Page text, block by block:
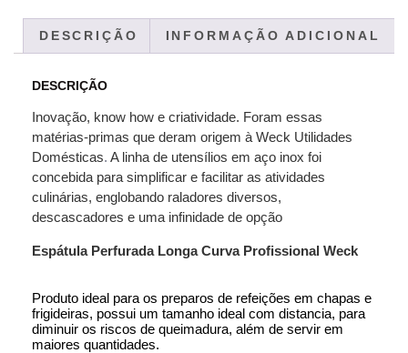
DESCRIÇÃO INFORMAÇÃO ADICIONAL
DESCRIÇÃO
Inovação, know how e criatividade. Foram essas
matérias-primas que deram origem à Weck Utilidades
Domésticas. A linha de utensílios em aço inox foi
concebida para simplificar e facilitar as atividades
culinárias, englobando raladores diversos,
descascadores e uma infinidade de opção
Espátula Perfurada Longa Curva Profissional Weck
Produto ideal para os preparos de refeições em chapas e
frigideiras, possui um tamanho ideal com distancia, para
diminuir os riscos de queimadura, além de servir em
maiores quantidades.